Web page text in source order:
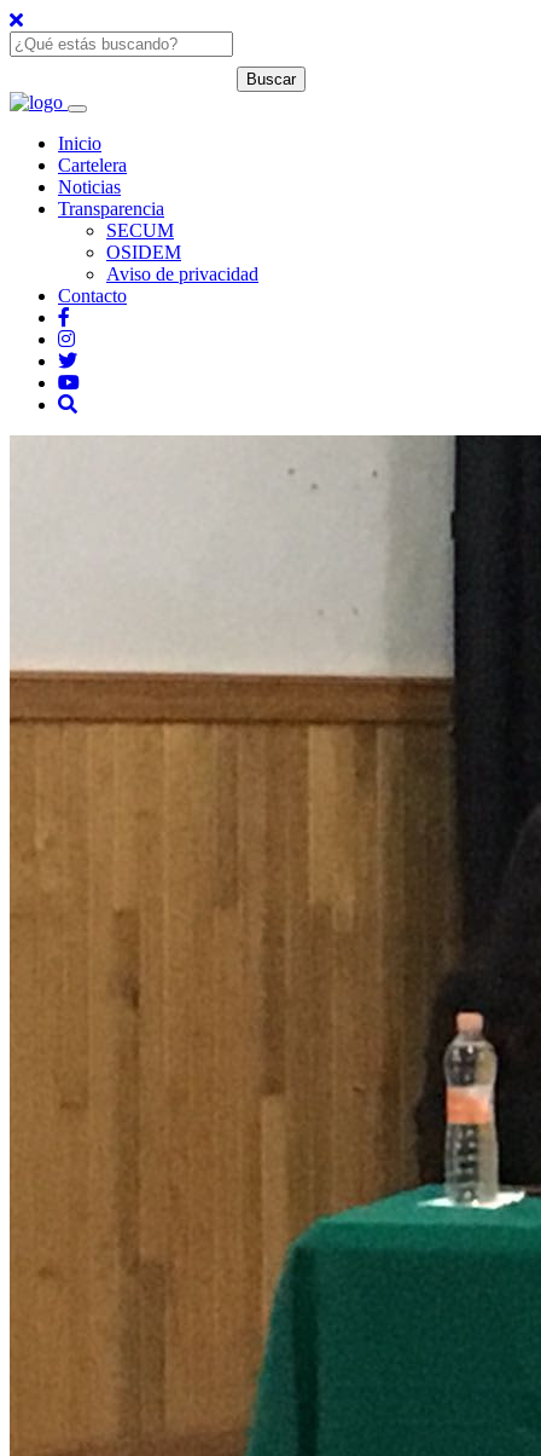
Inicio
Cartelera
Noticias
Transparencia
SECUM
OSIDEM
Aviso de privacidad
Contacto